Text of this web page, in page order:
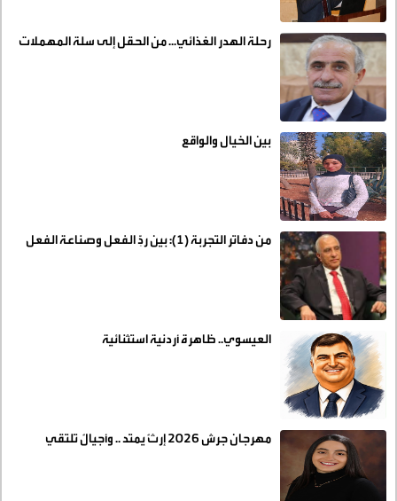
رحلة الهدر الغذائي... من الحقل إلى سلة المهملات
بين الخيال والواقع
من دفاتر التجربة (1): بين ردِّ الفعل وصناعة الفعل
العيسوي.. ظاهرة أردنية استثنائية
مهرجان جرش 2026 إرثٌ يمتد .. وأجيالٌ تلتقي